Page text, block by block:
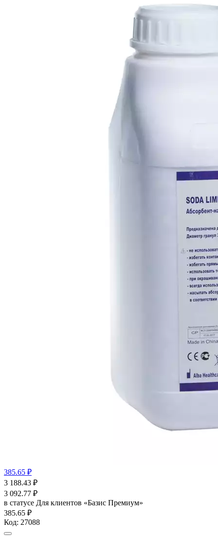
385.65 ₽
3 188.43 ₽
3 092.77 ₽
в статусе Для клиентов «Базис Премиум»
385.65 ₽
Код: 27088